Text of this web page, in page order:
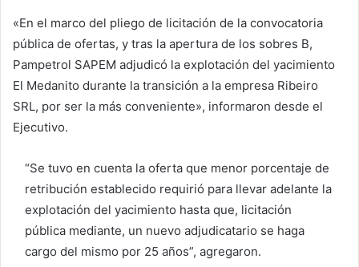
«En el marco del pliego de licitación de la convocatoria
pública de ofertas, y tras la apertura de los sobres B,
Pampetrol SAPEM adjudicó la explotación del yacimiento
El Medanito durante la transición a la empresa Ribeiro
SRL, por ser la más conveniente», informaron desde el
Ejecutivo.
“Se tuvo en cuenta la oferta que menor porcentaje de
retribución establecido requirió para llevar adelante la
explotación del yacimiento hasta que, licitación
pública mediante, un nuevo adjudicatario se haga
cargo del mismo por 25 años”, agregaron.